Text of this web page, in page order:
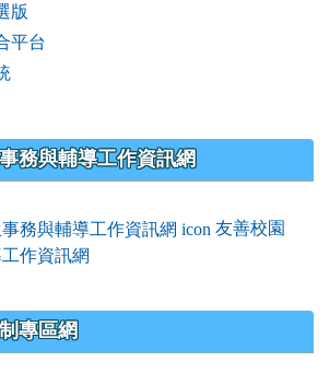
版
平台
務與輔導工作資訊網
友善校園
作資訊網
專區網